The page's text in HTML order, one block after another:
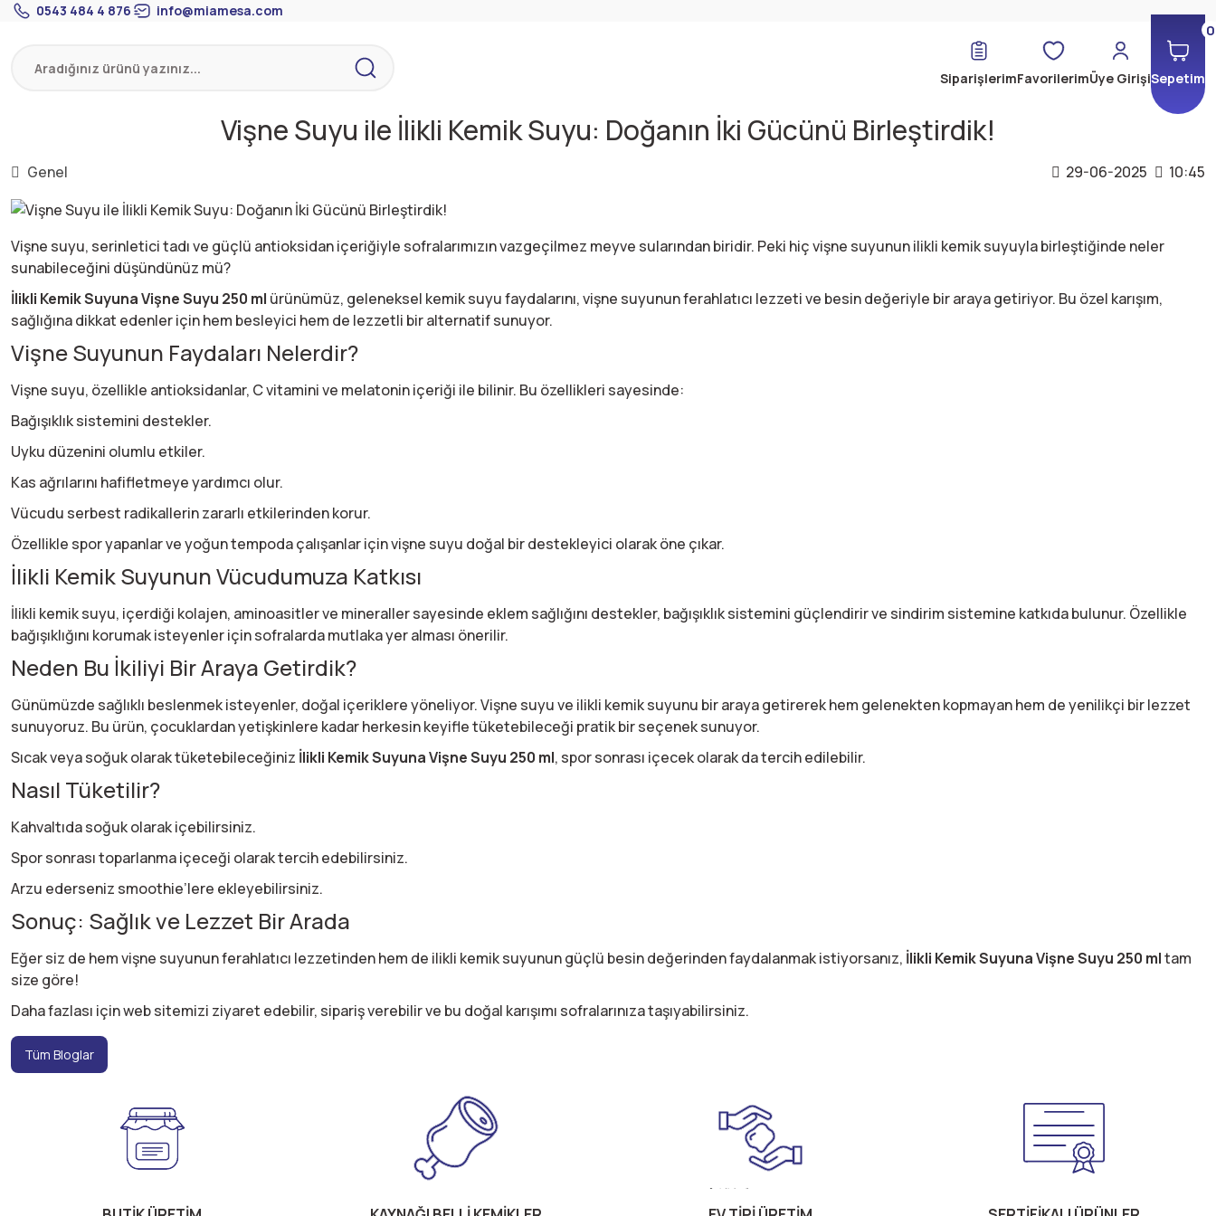
0543 484 4 876 info@miamesa.com
SiparişlerimFavorilerimÜye GirişiSepetim
0
Vişne Suyu ile İlikli Kemik Suyu: Doğanın İki Gücünü Birleştirdik!
Genel 29-06-2025 10:45
Vişne suyu, serinletici tadı ve güçlü antioksidan içeriğiyle sofralarımızın vazgeçilmez meyve sularından biridir. Peki hiç vişne suyunun ilikli kemik suyuyla birleştiğinde neler
sunabileceğini düşündünüz mü?
İlikli Kemik Suyuna Vişne Suyu 250 ml ürünümüz, geleneksel kemik suyu faydalarını, vişne suyunun ferahlatıcı lezzeti ve besin değeriyle bir araya getiriyor. Bu özel karışım,
sağlığına dikkat edenler için hem besleyici hem de lezzetli bir alternatif sunuyor.
Vişne Suyunun Faydaları Nelerdir?
Vişne suyu, özellikle antioksidanlar, C vitamini ve melatonin içeriği ile bilinir. Bu özellikleri sayesinde:
Bağışıklık sistemini destekler.
Uyku düzenini olumlu etkiler.
Kas ağrılarını hafifletmeye yardımcı olur.
Vücudu serbest radikallerin zararlı etkilerinden korur.
Özellikle spor yapanlar ve yoğun tempoda çalışanlar için vişne suyu doğal bir destekleyici olarak öne çıkar.
İlikli Kemik Suyunun Vücudumuza Katkısı
İlikli kemik suyu, içerdiği kolajen, aminoasitler ve mineraller sayesinde eklem sağlığını destekler, bağışıklık sistemini güçlendirir ve sindirim sistemine katkıda bulunur. Özellikle
bağışıklığını korumak isteyenler için sofralarda mutlaka yer alması önerilir.
Neden Bu İkiliyi Bir Araya Getirdik?
Günümüzde sağlıklı beslenmek isteyenler, doğal içeriklere yöneliyor. Vişne suyu ve ilikli kemik suyunu bir araya getirerek hem gelenekten kopmayan hem de yenilikçi bir lezzet
sunuyoruz. Bu ürün, çocuklardan yetişkinlere kadar herkesin keyifle tüketebileceği pratik bir seçenek sunuyor.
Sıcak veya soğuk olarak tüketebileceğiniz İlikli Kemik Suyuna Vişne Suyu 250 ml, spor sonrası içecek olarak da tercih edilebilir.
Nasıl Tüketilir?
Kahvaltıda soğuk olarak içebilirsiniz.
Spor sonrası toparlanma içeceği olarak tercih edebilirsiniz.
Arzu ederseniz smoothie’lere ekleyebilirsiniz.
Sonuç: Sağlık ve Lezzet Bir Arada
Eğer siz de hem vişne suyunun ferahlatıcı lezzetinden hem de ilikli kemik suyunun güçlü besin değerinden faydalanmak istiyorsanız, İlikli Kemik Suyuna Vişne Suyu 250 mltam
size göre!
Daha fazlası için web sitemizi ziyaret edebilir, sipariş verebilir ve bu doğal karışımı sofralarınıza taşıyabilirsiniz.
Tüm Bloglar